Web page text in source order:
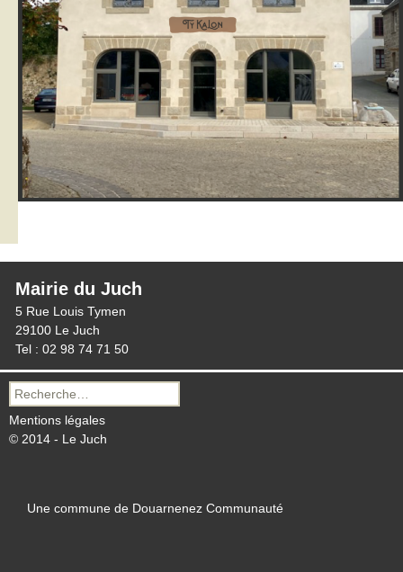
Mairie du Juch
5 Rue Louis Tymen
29100 Le Juch
Tel : 02 98 74 71 50
Recherche
pour :
Mentions légales
© 2014 - Le Juch
Une commune de Douarnenez Communauté